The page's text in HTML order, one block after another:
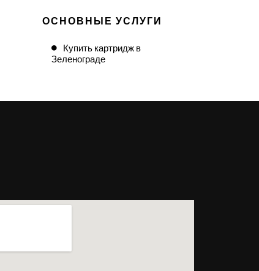
ОСНОВНЫЕ УСЛУГИ
Купить картридж в
Зеленограде